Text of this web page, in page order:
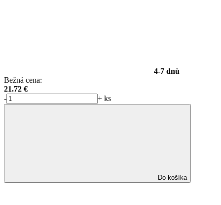
4-7 dnů
Bežná cena:
21.72 €
-
+ ks
Do košíka